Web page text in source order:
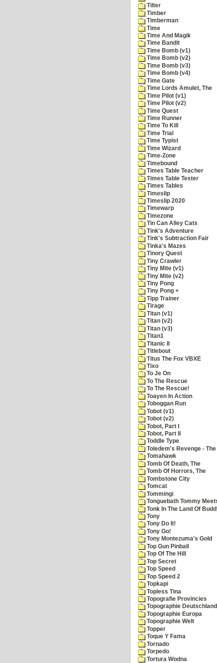
Tilter
Timber
Timberman
Time
Time And Magik
Time Bandit
Time Bomb (v1)
Time Bomb (v2)
Time Bomb (v3)
Time Bomb (v4)
Time Gate
Time Lords Amulet, The
Time Pilot (v1)
Time Pilot (v2)
Time Quest
Time Runner
Time To Kill
Time Trial
Time Typist
Time Wizard
Time-Zone
Timebound
Times Table Teacher
Times Table Tester
Times Tables
Timeslip
Timeslip 2020
Timewarp
Timezone
Tin Can Alley Cats
Tink's Adventure
Tink's Subtraction Fair
Tinka's Mazes
Tinory Quest
Tiny Crawler
Tiny Mite (v1)
Tiny Mite (v2)
Tiny Pong
Tiny Pong +
Tipp Trainer
Tirage
Titan (v1)
Titan (v2)
Titan (v3)
Titan1
Titanic II
Titlebout
Titus The Fox VBXE
Tixo
To Je On
To The Rescue
To The Rescue!
Toayen In Action
Toboggan Run
Tobot (v1)
Tobot (v2)
Tobot, Part I
Tobot, Part II
Toddle Type
Toledem's Revenge - The
Tomahawk
Tomb Of Death, The
Tomb Of Horrors, The
Tombstone City
Tomcat
Tommingi
Tonguebath Tommy
Tonk In The Land Of
Tony
Tony Do It!
Tony Go!
Tony Montezuma's Gold
Top Gun Pinball
Top Of The Hill
Top Secret
Top Speed
Top Speed 2
Topkapi
Topless Tina
Topografie Provincies
Topographie Deutschland
Topographie Europa
Topographie Welt
Topper
Toque Y Fama
Tornado
Torpedo
Tortura Wodna